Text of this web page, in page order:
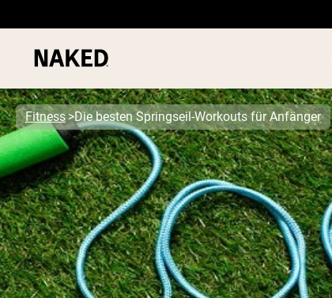
Beliebte Suchbegriffe
”Protein Powder“
”Overnight Oats“
”Vegan protein“
”Collagen“
”Micellar Casein“
Fitness Die besten Springseil-Workouts für Anfänger